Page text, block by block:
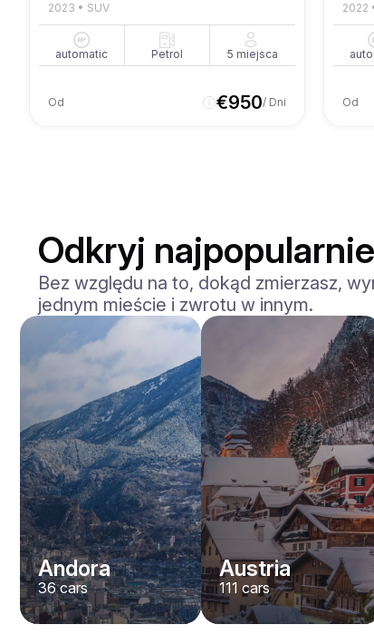
2023 • SUV
automatic Petrol 5 miejsca
Od €950/ Dni
2022
Od
Odkryj
Bez względu na to, dokąd zmierzasz,
jednym mieście i zwrotu w innym.
Andora
36cars
Austria
111 cars